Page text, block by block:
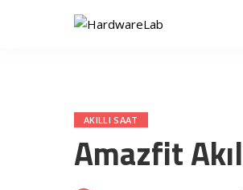
AKILLI SAAT
Amazfit